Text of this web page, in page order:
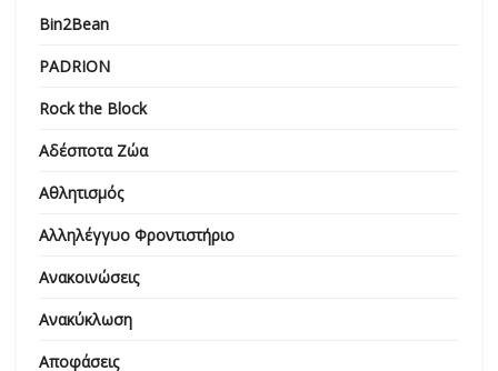
Bin2Bean
PADRION
Rock the Block
Αδέσποτα Ζώα
Αθλητισμός
Αλληλέγγυο Φροντιστήριο
Ανακοινώσεις
Ανακύκλωση
Αποφάσεις